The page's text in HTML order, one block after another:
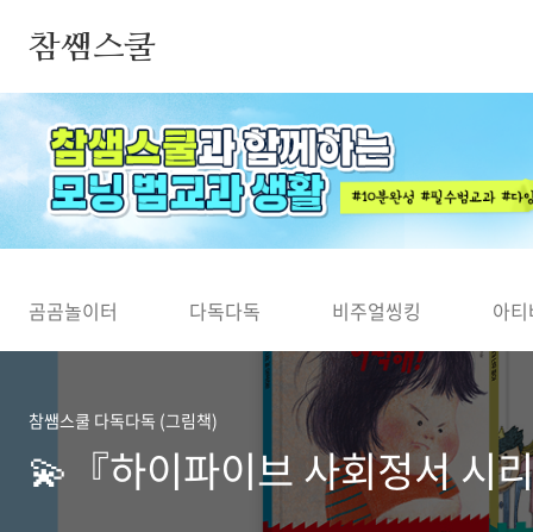
참쌤스쿨
◀
곰곰놀이터 다독다독 비주얼씽킹 아
참쌤스쿨 다독다독 (그림책)
💫『하이파이브 사회정서 시